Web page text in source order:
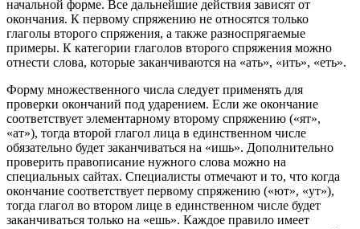
начальной форме. Все дальнейшие действия зависят от
окончания. К первому спряжению не относятся только
глаголы второго спряжения, а также разноспрягаемые
примеры. К категории глаголов второго спряжения можно
отнести слова, которые заканчиваются на «ать», «ить», «еть».
Форму множественного числа следует применять для
проверки окончаний под ударением. Если же окончание
соответствует элементарному второму спряжению («ят»,
«ат»), тогда второй глагол лица в единственном числе
обязательно будет заканчиваться на «ишь». Дополнительно
проверить правописание нужного слова можно на
специальных сайтах. Специалисты отмечают и то, что когда
окончание соответствует первому спряжению («ют», «ут»),
тогда глагол во втором лице в единственном числе будет
заканчиваться только на «ешь». Каждое правило имеет